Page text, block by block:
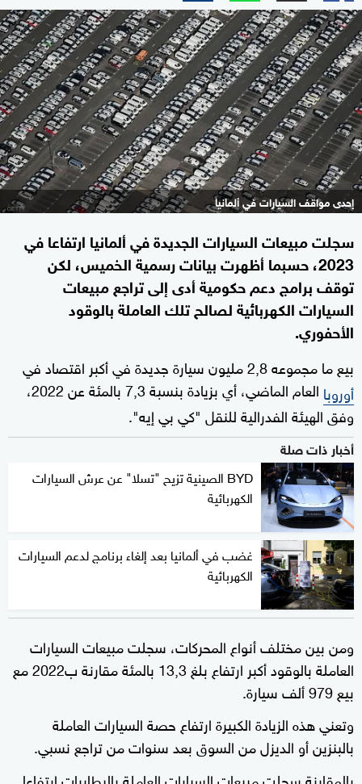
إحدى مواقف السيارات في ألمانيا
سجلت مبيعات السيارات الجديدة في ألمانيا ارتفاعا في
2023، حسبما أظهرت بيانات رسمية الخميس، لكن
توقف برامج دعم حكومية أدى إلى تراجع مبيعات
السيارات الكهربائية لصالح تلك العاملة بالوقود
الأحفوري.
بيع ما مجموعه 2,8 مليون سيارة جديدة في أكبر اقتصاد في
أوروبا
العام الماضي، أي بزيادة بنسبة 7,3 بالمئة عن 2022،
وفق الهيئة الفدرالية للنقل "كي بي إيه".
أخبار ذات صلة
BYD الصينية تزيح "تسلا" عن عرش السيارات
الكهربائية
غضب في ألمانيا بعد إلغاء برنامج لدعم السيارات
الكهربائية
ومن بين مختلف أنواع المحركات، سجلت مبيعات السيارات
العاملة بالوقود أكبر ارتفاع بلغ 13,3 بالمئة مقارنة ب2022 مع
بيع 979 ألف سيارة.
وتعني هذه الزيادة الكبيرة ارتفاع حصة السيارات العاملة
بالبنزين أو الديزل من السوق بعد سنوات من تراجع نسبي.
بالمقارنة سجلت مبيعات السيارات العاملة بالبطاريات ارتفاعا